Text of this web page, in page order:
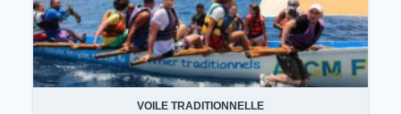
VOILE TRADITIONNELLE